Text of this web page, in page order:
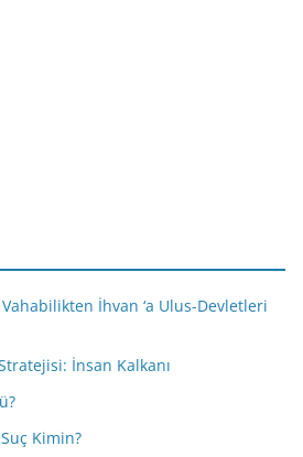
İhvan ‘a Ulus-Devletleri
İnsan Kalkanı
Kimin?